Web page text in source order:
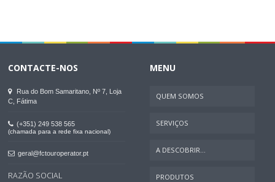
CONTACTE-NOS
Rua do Bom Samaritano, Nº 7, Loja
C, Fátima
(+351) 249 538 565
(chamada para a rede fixa nacional)
geral@fctouroperator.pt
RAZÃO SOCIAL
MENU
QUEM SOMOS
SERVIÇOS
A DESCOBRIR...
PRODUTOS